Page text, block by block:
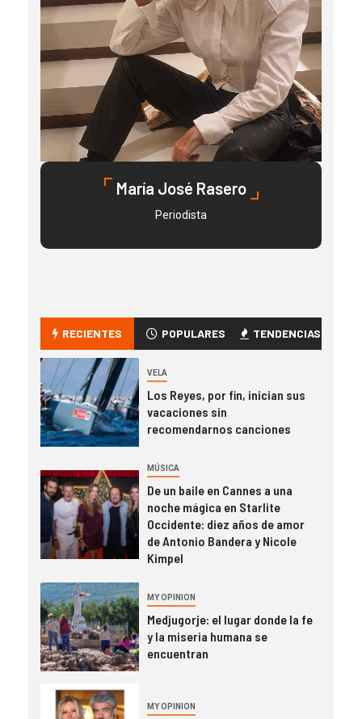
María José Rasero
Periodista
RECIENTES POPULARES TENDENCIAS
VELA
Los Reyes, por fin, inician sus
vacaciones sin
recomendarnos canciones
MÚSICA
De un baile en Cannes a una
noche mágica en Starlite
Occidente: diez años de amor
de Antonio Bandera y Nicole
Kimpel
MY OPINION
Medjugorje: el lugar donde la fe
y la miseria humana se
encuentran
MY OPINION